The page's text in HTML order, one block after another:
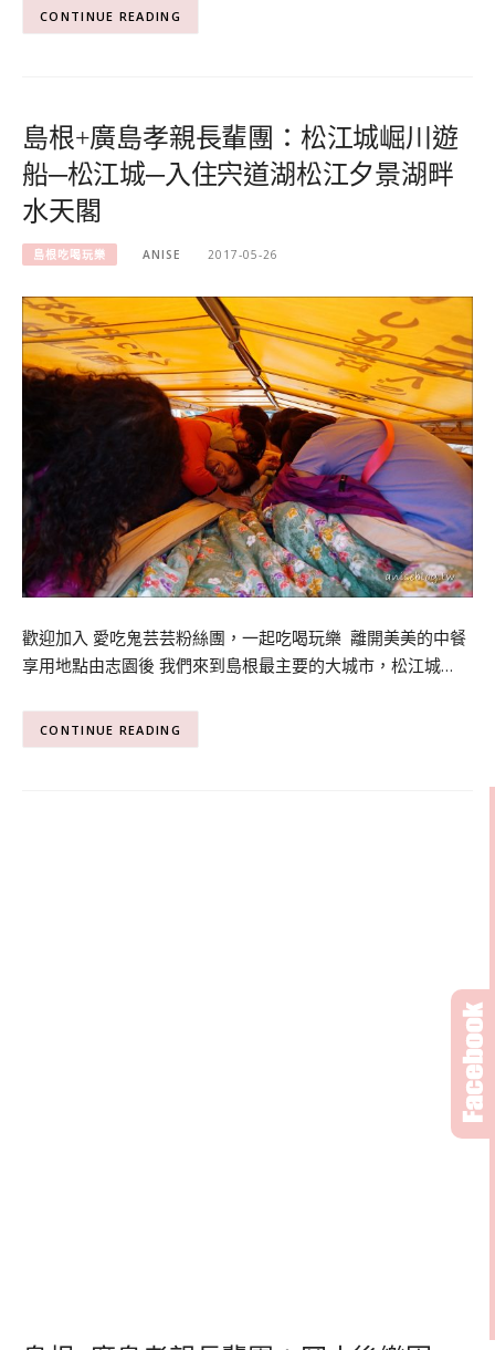
CONTINUE READING
島根+廣島孝親長輩團：松江城崛川遊
船─松江城─入住宍道湖松江夕景湖畔
水天閣
島根吃喝玩樂 ANISE 2017-05-26
歡迎加入 愛吃鬼芸芸粉絲團，一起吃喝玩樂 離開美美的中餐
享用地點由志園後 我們來到島根最主要的大城市，松江城…
CONTINUE READING